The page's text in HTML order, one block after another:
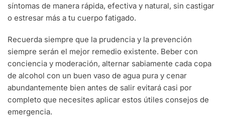
síntomas de manera rápida, efectiva y natural, sin castigar
o estresar más a tu cuerpo fatigado.
Recuerda siempre que la prudencia y la prevención
siempre serán el mejor remedio existente. Beber con
conciencia y moderación, alternar sabiamente cada copa
de alcohol con un buen vaso de agua pura y cenar
abundantemente bien antes de salir evitará casi por
completo que necesites aplicar estos útiles consejos de
emergencia.